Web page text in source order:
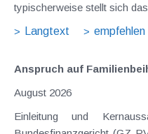
typischerweise stellt sich
Langtext
empfehlen
Anspruch auf
August 2026
Einleitung und